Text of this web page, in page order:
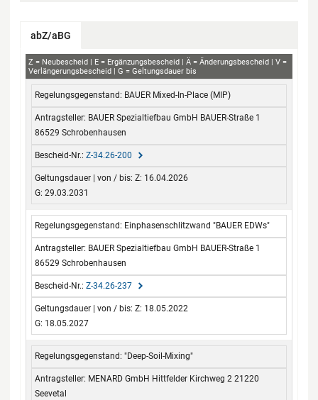
abZ/aBG
aBG
Z Neubescheid E Ergänzungsbescheid Ä Änderungsbescheid
V
Verlängerungsbescheid
G Geltungsdauer bis
BAUER Mixed-In-Place (MIP)
BAUER Spezialtiefbau GmbH BAUER-Straße 1
86529 Schrobenhausen
Z-34.26-200
Z: 16.04.2026
G: 29.03.2031
Einphasenschlitzwand "BAUER EDWs"
BAUER Spezialtiefbau GmbH BAUER-Straße 1
86529 Schrobenhausen
Z-34.26-237
Z: 18.05.2022
G: 18.05.2027
"Deep-Soil-Mixing"
MENARD GmbH Hittfelder Kirchweg 2 21220
Seevetal